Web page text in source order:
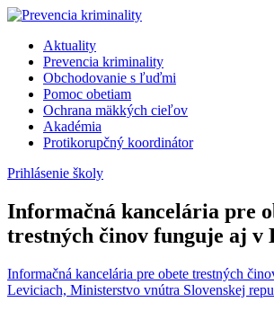
Skip
contentAktuality
Prevencia kriminality
Obchodovanie s ľuďmi
Pomoc obetiam
Ochrana mäkkých cieľov
Akadémia
Protikorupčný koordinátor
Prihlásenie školy
Informačná kancelária pre
trestných činov funguje aj v
Informačná kancelária pre obete trestných
Leviciach, Ministerstvo vnútra Slovenskej